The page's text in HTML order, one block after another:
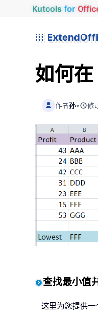
Kutools for
如何
作者孙• 修
查找最小值
这里为您提供一